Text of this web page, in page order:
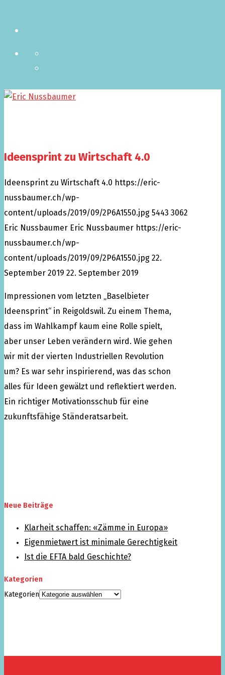
Ideensprint zu Wirtschaft 4.0
Ideensprint zu Wirtschaft 4.0 https://eric-
nussbaumer.ch/wp-
content/uploads/2019/09/2P6A1550.jpg 5443 3062
Eric Nussbaumer Eric Nussbaumer https://eric-
nussbaumer.ch/wp-
content/uploads/2019/09/2P6A1550.jpg 22.
September 2019 22. September 2019
Impressionen vom letzten „Baselbieter
Ideensprint“ in Reigoldswil. Zu einem Thema,
dass im Wahlkampf kaum eine Rolle spielt,
aber unser Leben verändern wird. Wie gehen
wir mit der vierten Industriellen Revolution
um? Es war sehr inspirierend, was das schon
alles für Ideen gewälzt und reflektiert werden.
Ein richtiger Motivationsschub für eine
zukunftsfähige Ständeratsarbeit.
Neue Beiträge
Klarheit schaffen: «Zämme in Europa»
Eigenmietwert ist minimale Gerechtigkeit
Ist die EFTA bald Geschichte?
Kategorien
Kategorien